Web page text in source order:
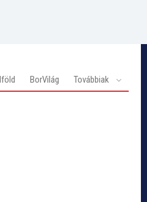
BorVilág Továbbiak